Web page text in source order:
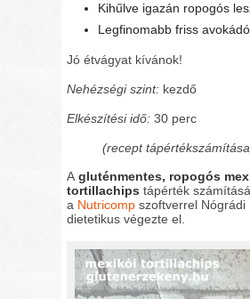
Kihűlve igazán ropogós
Legfinomabb friss
Jó étvágyat kívánok!
Nehézségi szint: kezdő
Elkészítési idő: 30 perc
(recept
A gluténmentes, ropogós
tortillachips tápérték
a Nutricomp szoftverrel Nógrádi
dietetikus végezte el.